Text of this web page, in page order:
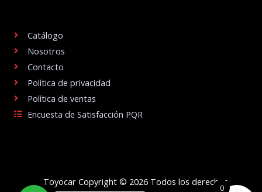
Catálogo
Nosotros
Contacto
Política de privacidad
Política de ventas
Encuesta de Satisfacción PQR
Toyocar Copyright © 2026 Todos los derechos
0